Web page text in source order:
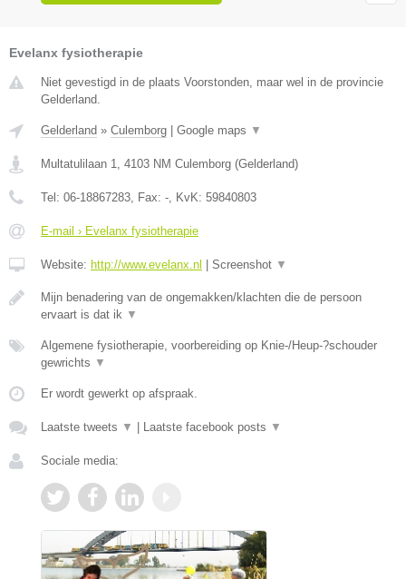
Evelanx fysiotherapie
Niet gevestigd in de plaats Voorstonden, maar wel in de provincie
Gelderland.
Gelderland » Culemborg | Google maps ▼
Multatulilaan 1 4103 NM Culemborg (Gelderland)
Tel: 06-18867283 , Fax: - , KvK: 59840803
E-mail › Evelanx fysiotherapie
Website: http://www.evelanx.nl | Screenshot ▼
Mijn benadering van de ongemakken/klachten die de persoon
ervaart is dat ik ▼
Algemene fysiotherapie, voorbereiding op Knie-/Heup-?schouder
gewrichts ▼
Er wordt gewerkt op afspraak.
Laatste tweets ▼ | Laatste facebook posts ▼
Sociale media: